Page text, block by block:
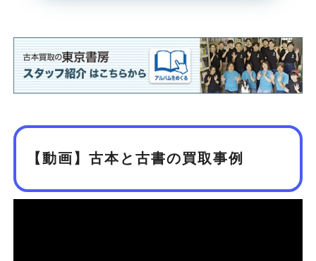
【動画】古本と古書の買取事例